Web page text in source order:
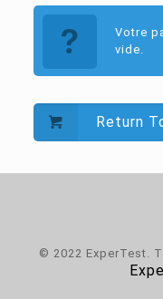
Votre
vide.
Return
© 2022 ExperTest.